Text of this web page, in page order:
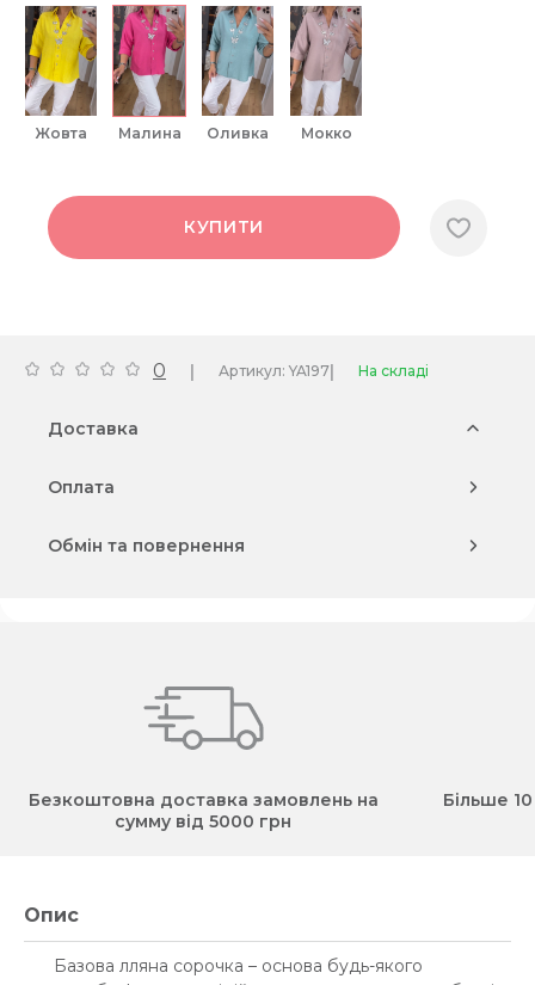
жовта малина оливка мокко
КУПИТИ
0 | Артикул: YA197| На складі
Доставка
Оплата
Обмін та повернення
Безкоштовна доставка замовлень на
сумму від 5000 грн
Більше
Опис
Базова лляна сорочка – основа будь-якого